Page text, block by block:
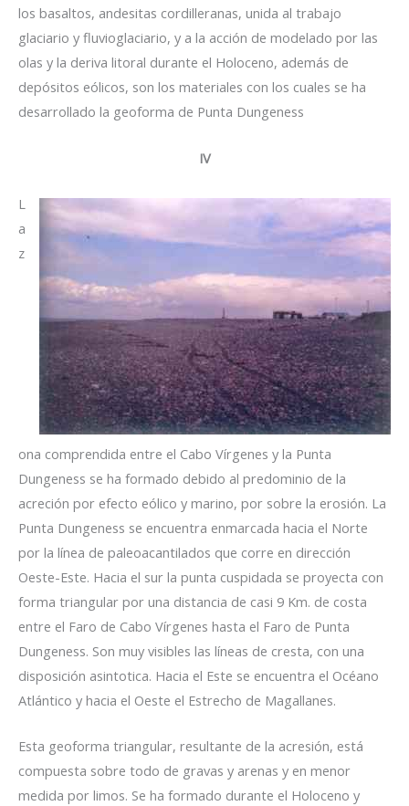
los basaltos, andesitas cordilleranas, unida al trabajo
glaciario y fluvioglaciario, y a la acción de modelado por las
olas y la deriva litoral durante el Holoceno, además de
depósitos eólicos, son los materiales con los cuales se ha
desarrollado la geoforma de Punta Dungeness
IV
L
a
z
ona comprendida entre el Cabo Vírgenes y la Punta
Dungeness se ha formado debido al predominio de la
acreción por efecto eólico y marino, por sobre la erosión. La
Punta Dungeness se encuentra enmarcada hacia el Norte
por la línea de paleoacantilados que corre en dirección
Oeste-Este. Hacia el sur la punta cuspidada se proyecta con
forma triangular por una distancia de casi 9 Km. de costa
entre el Faro de Cabo Vírgenes hasta el Faro de Punta
Dungeness. Son muy visibles las líneas de cresta, con una
disposición asintotica. Hacia el Este se encuentra el Océano
Atlántico y hacia el Oeste el Estrecho de Magallanes.
Esta geoforma triangular, resultante de la acresión, está
compuesta sobre todo de gravas y arenas y en menor
medida por limos. Se ha formado durante el Holoceno y